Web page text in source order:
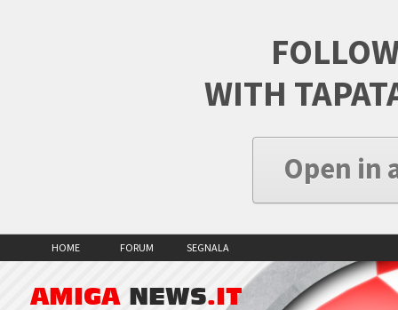
WITH
Open in
HOME FORUM SEGNALA
AMIGA NEWS.IT